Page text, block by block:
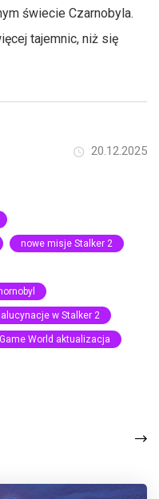
świecie Czarnobyla.
tajemnic, niż się
20.12.2025
nowe misje Stalker 2
w Stalker 2
Game World aktualizacja